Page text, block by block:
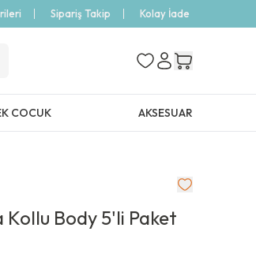
Sipariş Takip Kolay İade
COCUK AKSESUAR
Kollu Body 5'li Paket